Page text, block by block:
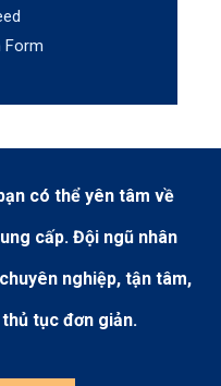
Form
có thể yên tâm về
cấp. Đội ngũ nhân
nghiệp, tận tâm,
tục đơn giản.